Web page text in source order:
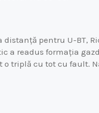
distanță pentru U-BT,
a readus formația
o triplă cu tot cu fault.